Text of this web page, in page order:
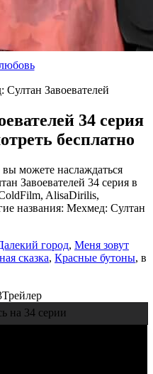
Султан Завоевателей
34 серия
бесплатно
можете наслаждаться
Завоевателей 34 серия в
AlisaDirilis,
названия: Мехмед: Султан
город, Меня зовут
сказка, Красные бутоны, в
Трейлер
на 34 серии